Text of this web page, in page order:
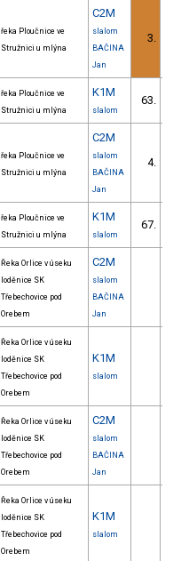
řeka Ploučnice ve
Stružnici u mlýna
C2M
slalom
BAČINA
Jan
3.
řeka Ploučnice ve
Stružnici u mlýna
K1M
slalom
63.
řeka Ploučnice ve
Stružnici u mlýna
C2M
slalom
BAČINA
Jan
4.
řeka Ploučnice ve
Stružnici u mlýna
K1M
slalom
67.
Řeka Orlice v úseku
loděnice SK
Třebechovice pod
Orebem
C2M
slalom
BAČINA
Jan
Řeka Orlice v úseku
loděnice SK
Třebechovice pod
Orebem
K1M
slalom
Řeka Orlice v úseku
loděnice SK
Třebechovice pod
Orebem
C2M
slalom
BAČINA
Jan
Řeka Orlice v úseku
loděnice SK
Třebechovice pod
Orebem
K1M
slalom